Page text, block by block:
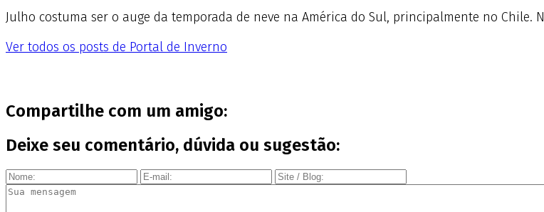
Julho costuma ser o auge da temporada de neve na América do Sul, principalmente no Chile.
Ver todos os posts de Portal de Inverno
Compartilhe com um amigo:
Deixe seu comentário, dúvida ou sugestão: